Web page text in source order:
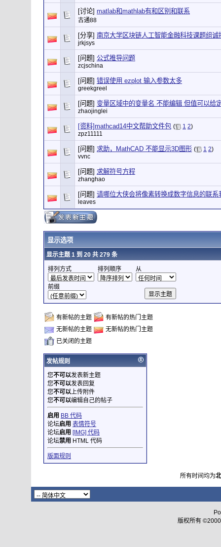
[讨论] matlab和mathlab有和区别和联系
古通88
[分享] 南京大学区块链人工智能金融科技课题组
jrkjsys
[问题] 公式推导问题
zcjschina
[问题] 错误使用 ezplot 输入参数太多
greekgreel
[问题] 变量区域中的变量名 不能编辑 但值可以给
zhaojinglei
[资料]mathcad14中文帮助文件包 ( 1 2)
zpz11111
[问题] 求助，MathCAD 不能显示3D图形 ( 1 2)
vvnc
[问题] 求解符号方程
zhanghao
[问题] 请哪位大侠会将像素转换成数字信息的联系
leaves
显示选项
显示主题 1 到 20 共 279 条
排列方式 排列顺序 从
前缀
有新帖的主题
有新帖的热门主题
无新帖的主题
无新帖的热门主题
已关闭的主题
发帖规则
您不可以发表新主题
您不可以发表回复
您不可以上传附件
您不可以编辑自己的帖子
启用 BB 代码
论坛启用 表情符号
论坛启用 [IMG] 代码
论坛禁用 HTML 代码
版面规则
所有时间均为
版权所有